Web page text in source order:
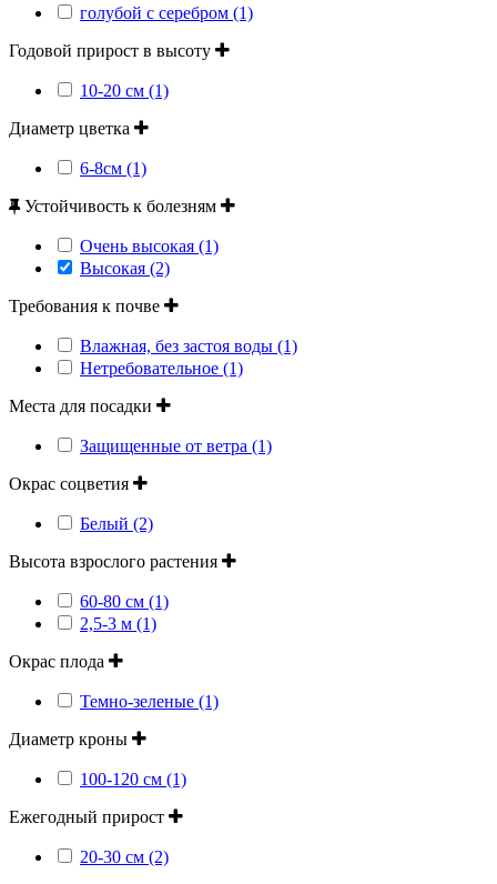
голубой с серебром (1)
Годовой прирост в высоту
10-20 см (1)
Диаметр цветка
6-8см (1)
Устойчивость к болезням
Очень высокая (1)
Высокая (2)
Требования к почве
Влажная, без застоя воды (1)
Нетребовательное (1)
Места для посадки
Защищенные от ветра (1)
Окрас соцветия
Белый (2)
Высота взрослого растения
60-80 см (1)
2,5-3 м (1)
Окрас плода
Темно-зеленые (1)
Диаметр кроны
100-120 см (1)
Ежегодный прирост
20-30 см (2)